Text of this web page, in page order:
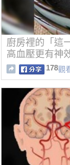
廚房裡的「這
高血壓更有神
178觀